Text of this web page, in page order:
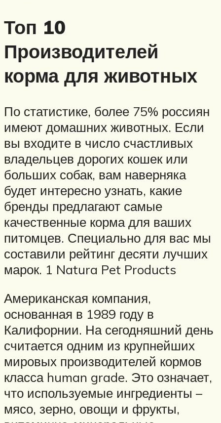
Топ 10
Производителей
корма для животных
По статистике, более 75% россиян
имеют домашних животных. Если
вы входите в число счастливых
владельцев дорогих кошек или
больших собак, вам наверняка
будет интересно узнать, какие
бренды предлагают самые
качественные корма для ваших
питомцев. Специально для вас мы
составили рейтинг десяти лучших
марок. 1 Natura Pet Products
Американская компания,
основанная в 1989 году в
Калифорнии. На сегодняшний день
считается одним из крупнейших
мировых производителей кормов
класса human grade. Это означает,
что используемые ингредиенты –
мясо, зерно, овощи и фрукты,